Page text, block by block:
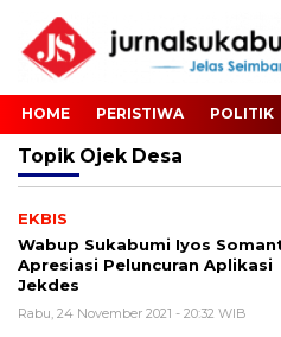
HOME PERISTIWA POLITIK
Topik Ojek Desa
EKBIS
Wabup Sukabumi Iyos
Apresiasi Peluncuran Aplikasi
Jekdes
Rabu, 24 November 2021 - 20:32 WIB